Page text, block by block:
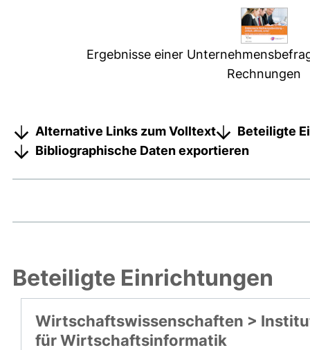
Ergebnisse einer
Rechnungen
Alternative Links zum Volltext
Beteiligte
Bibliographische Daten exportieren
Beteiligte Einrichtungen
Wirtschaftswissenschaften >
für Wirtschaftsinformatik